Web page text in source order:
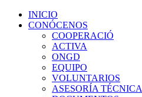
INICIO
CONÓCENOS
COOPERACIÓ
ACTIVA
ONGD
EQUIPO
VOLUNTARIOS
ASESORÍA TÉCNICA